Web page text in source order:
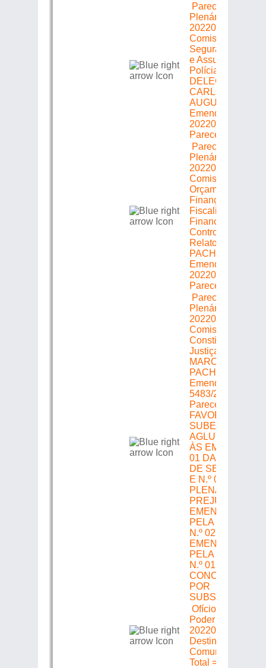
Parecer em
Plenário =>
20220305483 =>
Comissão de
Segurança
e Assuntos de
Polícia =>
DELEGADO
CARLOS
AUGUSTO =>
Emenda
20220305483 =>
Parecer:
Parecer em
Plenário =>
20220305483 =>
Comissão de
Orçamento
Finanças
Fiscalização
Financeira e
Controle =>
Relator: MÁRCIO
PACHECO =>
Emenda
20220305483 =>
Parecer:
Parecer em
Plenário =>
20220305483 =>
Comissão de
Constituição e
Justiça =>
MARCIO
PACHECO =>
Emenda
5483/2022 =>
Parecer:
FAVORÁVEL
SUBEMENDA
AGLUTINATIVA
ÀS EMENDAS
01 DA
DE
E N.º 03 DE
PLENÁRIO,
PREJUDICADA A
EMENDA N.º 01
PELA EMENDA
N.º 02 DA CCJ;
EMENDA N.º 02
PELA EMENDA
N.º 01 DA CCJ,
CONCLUINDO
POR
SUBSTITUTIVO
Ofício Origem:
Poder Executivo
20220305483 =>
Destino: Alerj =>
Comunicar Veto
Total =>